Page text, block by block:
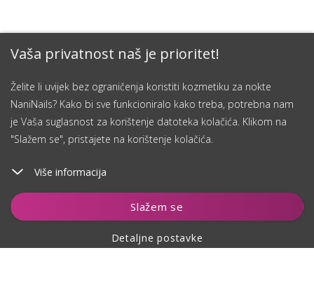
Vaša privatnost naš je prioritet!
Želite li uvijek bez ograničenja koristiti kozmetiku za nokte
NaniNails? Kako bi sve funkcioniralo kako treba, potrebna nam
je Vaša suglasnost za korištenje datoteka kolačića. Klikom na
"Slažem se", pristajete na korištenje kolačića.
Više informacija
Slažem se
Detaljne postavke
Dodaj u košaricu